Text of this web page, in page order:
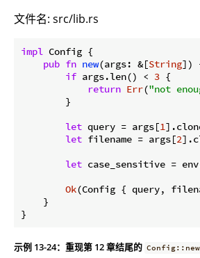
文件名: src/lib.rs
impl Config {
pub fn new(args: &[String])
if args.len() < 3 {
return Err("not
        }
let query = args[1
let filename = args[2
let case_sensitive =
Ok(Config { query,
    }
}
示例 13-24：重现第 12 章结尾的 Config::new